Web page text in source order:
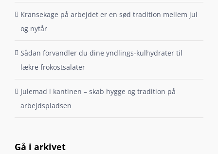
Kransekage på arbejdet er en sød tradition mellem jul
og nytår
Sådan forvandler du dine yndlings-kulhydrater til
lækre frokostsalater
Julemad i kantinen – skab hygge og tradition på
arbejdspladsen
Gå i arkivet